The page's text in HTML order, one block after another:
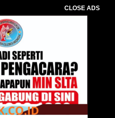
CLOSE ADS